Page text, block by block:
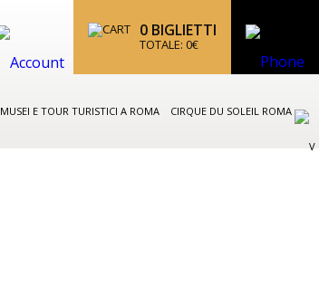
0 BIGLIETTI
TOTALE: 0€
MUSEI E TOUR TURISTICI A ROMA CIRQUE DU SOLEIL ROMA